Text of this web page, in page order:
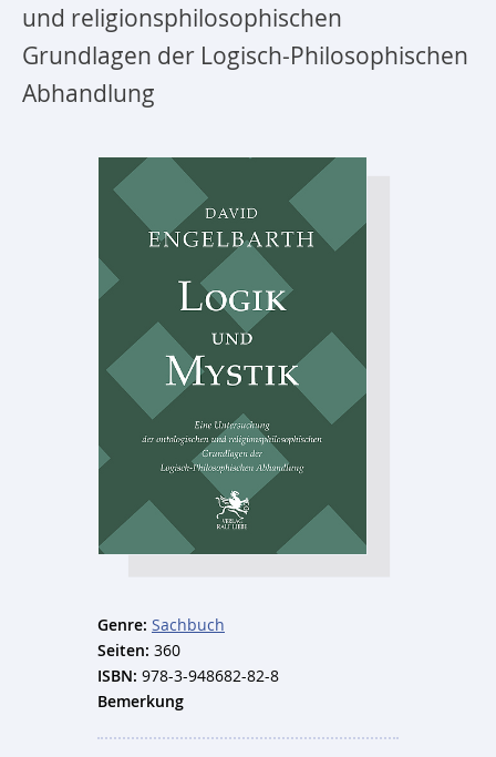
und religionsphilosophischen
Grundlagen der Logisch-Philosophischen
Abhandlung
Genre: Sachbuch
Seiten: 360
ISBN: 978-3-948682-82-8
Bemerkung